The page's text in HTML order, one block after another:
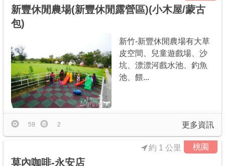
聯絡我們
APP下載
新豐休閒農場(新豐休閒露營區)(小木屋/蒙古
包)
新竹-新豐休閒農場有大草
皮空間、兒童遊戲場、沙
坑、漂漂河戲水池、釣魚
池、餵...
更多資訊
59 2
桃園
約 1 公里
莫內咖啡-永安店